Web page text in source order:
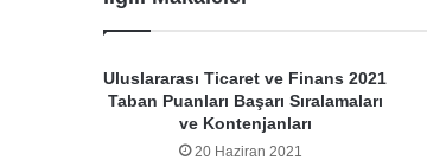
Uluslararası Ticaret ve Finans 2021
Taban Puanları Başarı Sıralamaları
ve Kontenjanları
20 Haziran 2021